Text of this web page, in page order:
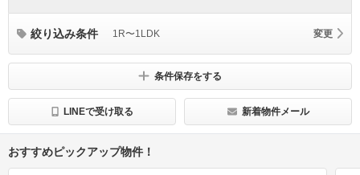
絞り込み条件 1R〜1LDK 変更
条件保存をする
LINEで受け取る 新着物件メール
おすすめピックアップ物件！